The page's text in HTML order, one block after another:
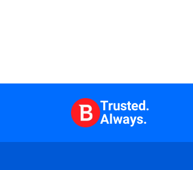
Trusted.
Always.